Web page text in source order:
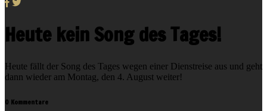
Heute kein Song des Tages!
Heute fällt der Song des Tages wegen einer Dienstreise aus und geht
dann wieder am Montag, den 4. August weiter!
0 Kommentare